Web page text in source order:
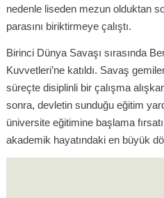
nedenle liseden mezun olduktan
parasını biriktirmeye çalıştı.
Birinci Dünya Savaşı sırasında
Kuvvetleri’ne katıldı. Savaş
süreçte disiplinli bir çalışma
sonra, devletin sunduğu eğitim
üniversite eğitimine başlama
akademik hayatındaki en büyük